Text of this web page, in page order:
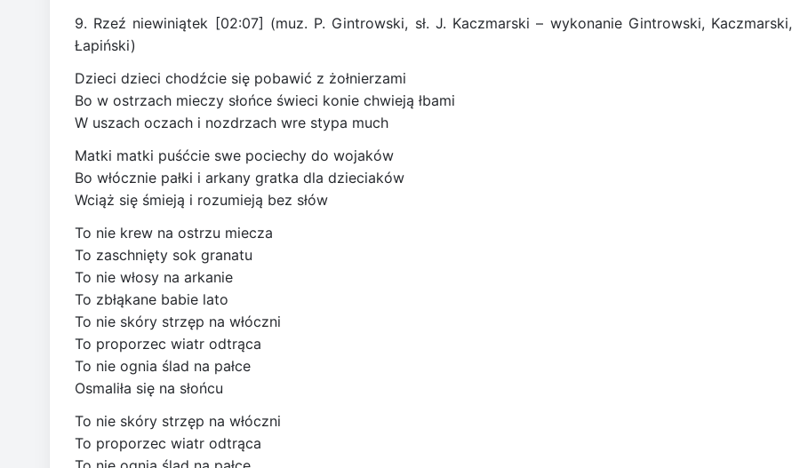
9. Rzeź niewiniątek [02:07] (muz. P. Gintrowski, sł. J. Kaczmarski – wykonanie Gintrowski, Kaczmarski,
Łapiński)
Dzieci dzieci chodźcie się pobawić z żołnierzami
Bo w ostrzach mieczy słońce świeci konie chwieją łbami
W uszach oczach i nozdrzach wre stypa much
Matki matki puśćcie swe pociechy do wojaków
Bo włócznie pałki i arkany gratka dla dzieciaków
Wciąż się śmieją i rozumieją bez słów
To nie krew na ostrzu miecza
To zaschnięty sok granatu
To nie włosy na arkanie
To zbłąkane babie lato
To nie skóry strzęp na włóczni
To proporzec wiatr odtrąca
To nie ognia ślad na pałce
Osmaliła się na słońcu
To nie skóry strzęp na włóczni
To proporzec wiatr odtrąca